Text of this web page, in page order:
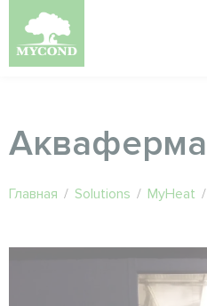
Акваферма
Главная / Solutions / MyHeat /